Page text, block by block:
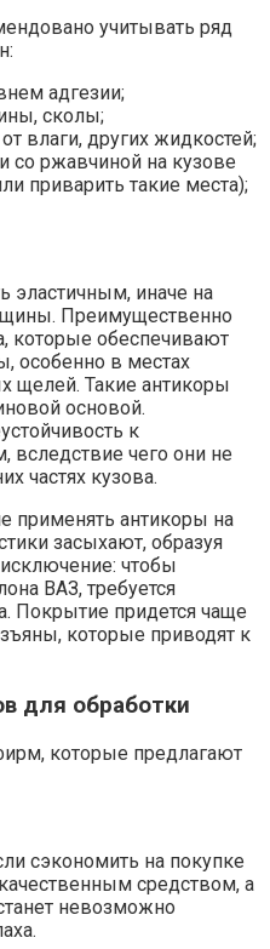
учитывать ряд
адгезии;
сколы;
влаги, других жидкостей;
со ржавчиной на кузове
приварить такие места);
эластичным, иначе на
Преимущественно
которые обеспечивают
особенно в местах
щелей. Такие антикоры
основой.
к
вследствие чего они не
частях кузова.
применять антикоры на
засыхают, образуя
чтобы
ВАЗ, требуется
Покрытие придется чаще
которые приводят к
для обработки
которые предлагают
сэкономить на покупке
средством, а
невозможно